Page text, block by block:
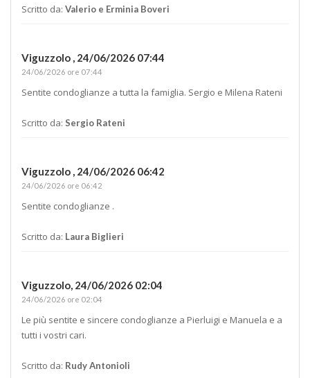
Scritto da: Valerio e Erminia Boveri
Viguzzolo , 24/06/2026 07:44
24/06/2026 ore 07:44
Sentite condoglianze a tutta la famiglia. Sergio e Milena Rateni
Scritto da: Sergio Rateni
Viguzzolo , 24/06/2026 06:42
24/06/2026 ore 06:42
Sentite condoglianze .
Scritto da: Laura Biglieri
Viguzzolo, 24/06/2026 02:04
24/06/2026 ore 02:04
Le più sentite e sincere condoglianze a Pierluigi e Manuela e a
tutti i vostri cari.
Scritto da: Rudy Antonioli